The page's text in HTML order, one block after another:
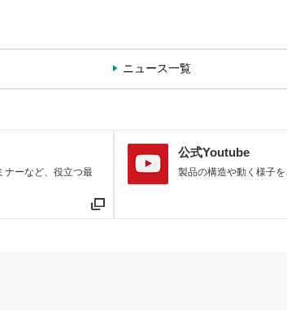
ニュース一覧
ナーなど、役立つ最
公式Youtube
製品の構造や動く様子を